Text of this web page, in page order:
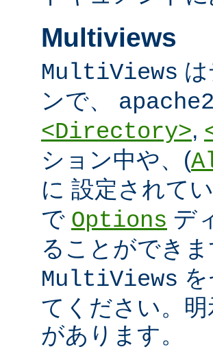
Multiviews
MultiViews
ンで、
<Directory>,
ション中や、(
に 設定されて
で Options デ
ることができま
MultiViews
てください。
があります。